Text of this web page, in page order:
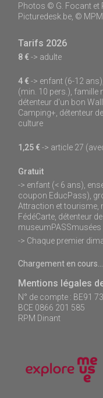
Photos © G. Focant et
Picturedesk.be, ©
Tarifs 2026
8 €-> adulte
4 €-> enfant (6-12
(min. 10 pers.), famille
détenteur d'un bon
Camping+, détenteur
culture
1,25 €-> article 27
Gratuit
-> enfant (< 6 ans),
coupon EducPass),
Attraction et tourisme,
FédéCarte, détenteur
museumPASSmusées
-> Chaque premier
Chargement en cours...
Mentions légales
N° de compte : BE91
BCE 0866 201 585
RPM Dinant